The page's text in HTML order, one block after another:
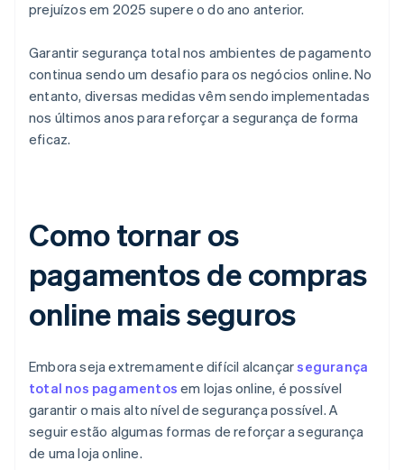
prejuízos em 2025 supere o do ano anterior.
Garantir segurança total nos ambientes de pagamento
continua sendo um desafio para os negócios online. No
entanto, diversas medidas vêm sendo implementadas
nos últimos anos para reforçar a segurança de forma
eficaz.
Como tornar os
pagamentos de compras
online mais seguros
Embora seja extremamente difícil alcançarsegurança
total nos pagamentos em lojas online, é possível
garantir o mais alto nível de segurança possível. A
seguir estão algumas formas de reforçar a segurança
de uma loja online.